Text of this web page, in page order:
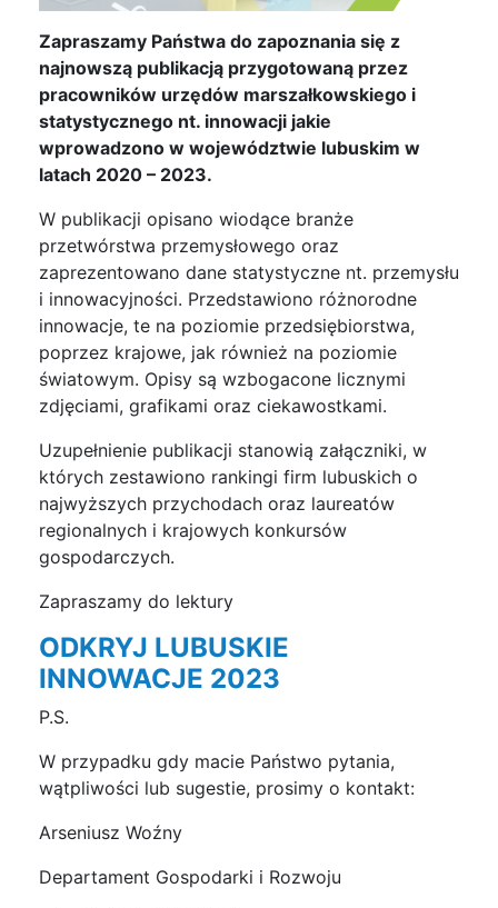
Zapraszamy Państwa do zapoznania się z
najnowszą publikacją przygotowaną przez
pracowników urzędów marszałkowskiego i
statystycznego nt. innowacji jakie
wprowadzono w województwie lubuskim w
latach 2020 – 2023.
W publikacji opisano wiodące branże
przetwórstwa przemysłowego oraz
zaprezentowano dane statystyczne nt. przemysłu
i innowacyjności. Przedstawiono różnorodne
innowacje, te na poziomie przedsiębiorstwa,
poprzez krajowe, jak również na poziomie
światowym. Opisy są wzbogacone licznymi
zdjęciami, grafikami oraz ciekawostkami.
Uzupełnienie publikacji stanowią załączniki, w
których zestawiono rankingi firm lubuskich o
najwyższych przychodach oraz laureatów
regionalnych i krajowych konkursów
gospodarczych.
Zapraszamy do lektury
ODKRYJ LUBUSKIE
INNOWACJE 2023
P.S.
W przypadku gdy macie Państwo pytania,
wątpliwości lub sugestie, prosimy o kontakt:
Arseniusz Woźny
Departament Gospodarki i Rozwoju